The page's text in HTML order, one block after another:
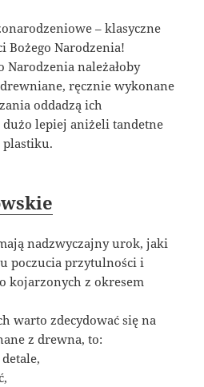
– klasyczne
Bożego Narodzenia!
Narodzenia należałoby
ręcznie wykonane
oddadzą ich
lepiej aniżeli tandetne
plastiku.
nadzwyczajny urok, jaki
poczucia przytulności i
kojarzonych z okresem
warto zdecydować się na
z drewna, to: